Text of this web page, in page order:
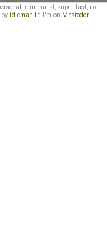
minimalist, super-fast, no-
by idleman.fr. I'm on Mastodon.